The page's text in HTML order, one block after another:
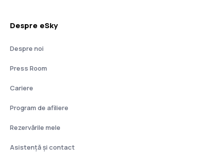
Despre eSky
Despre noi
Press Room
Cariere
Program de afiliere
Rezervările mele
Asistenţă şi contact